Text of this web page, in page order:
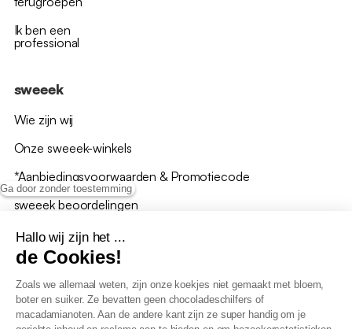
Ga door zonder toestemming
Hallo wij zijn het ...
de Cookies!
Zoals we allemaal weten, zijn onze koekjes niet gemaakt met bloem,
boter en suiker. Ze bevatten geen chocoladeschilfers of
macadamianoten. Aan de andere kant zijn ze super handig om je
Ik ben een
professional
sweeek
Wie zijn wij
Onze sweeek-winkels
*Aanbiedingsvoorwaarden & Promotiecode
sweeek beoordelingen
Algemene verkoopsvoorwaarden
AV loyaliteitsprogramma